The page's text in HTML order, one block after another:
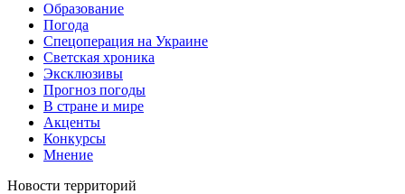
Образование
Погода
Спецоперация на Украине
Светская хроника
Эксклюзивы
Прогноз погоды
В стране и мире
Акценты
Конкурсы
Мнение
Новости территорий